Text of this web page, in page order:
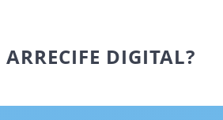
DIGITAL?